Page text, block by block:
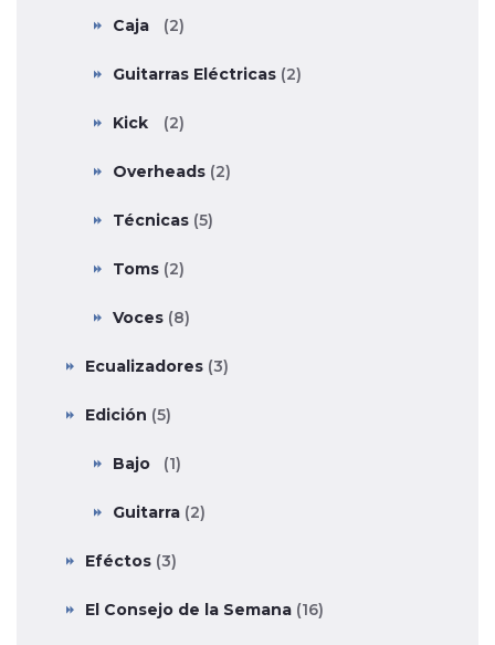
Caja (2)
Guitarras Eléctricas (2)
Kick (2)
Overheads (2)
Técnicas (5)
Toms (2)
Voces (8)
Ecualizadores (3)
Edición (5)
Bajo (1)
Guitarra (2)
Eféctos (3)
El Consejo de la Semana (16)